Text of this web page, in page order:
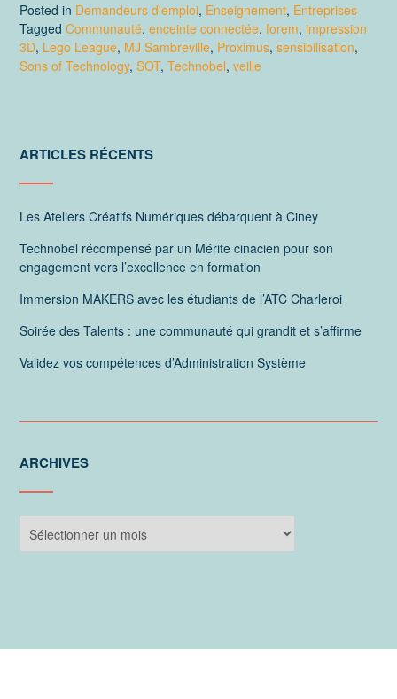
Posted in Demandeurs d'emploi, Enseignement, Entreprises
Tagged Communauté, enceinte connectée, forem, impression
3D, Lego League, MJ Sambreville, Proximus, sensibilisation,
Sons of Technology, SOT, Technobel, veille
ARTICLES RÉCENTS
Les Ateliers Créatifs Numériques débarquent à Ciney
Technobel récompensé par un Mérite cinacien pour son
engagement vers l’excellence en formation
Immersion MAKERS avec les étudiants de l’ATC Charleroi
Soirée des Talents : une communauté qui grandit et s’affirme
Validez vos compétences d’Administration Système
ARCHIVES